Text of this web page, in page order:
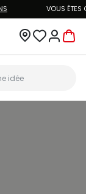
CONDITIONS